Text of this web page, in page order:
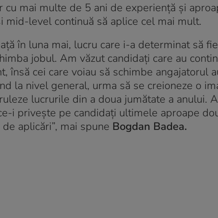
mai multe de 5 ani de experiență și
level continuă să aplice cel mai mult.
în luna mai, lucru care i-a determinat să
jobul. Am văzut candidați care au
însă cei care voiau să schimbe angajatorul
la nivel general, urma să se creioneze o
lucrurile din a doua jumătate a anului.
i privește pe candidați ultimele aproape
aplicări”, mai spune Bogdan Badea.